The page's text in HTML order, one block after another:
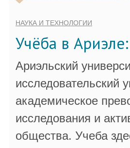
НАУКА И ТЕХНОЛОГИИ
Учёба в
Ариэльский
исследовательский
академическое
исследования и
общества. Учеба